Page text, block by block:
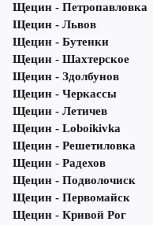
Щецин - Петропавловка
Щецин - Львов
Щецин - Бутенки
Щецин - Шахтерское
Щецин - Здолбунов
Щецин - Черкассы
Щецин - Летичeв
Щецин - Loboikivka
Щецин - Решетиловка
Щецин - Радехов
Щецин - Подволочиск
Щецин - Первомайск
Щецин - Кривой Рог